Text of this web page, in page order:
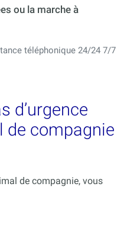
ou la marche à
téléphonique 24/24 7/7
d’urgence
de compagnie
de compagnie, vous